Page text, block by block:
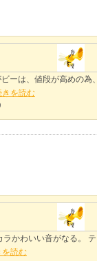
ーは、値段が高めの
きを読む
かわいい音がなる。
を読む